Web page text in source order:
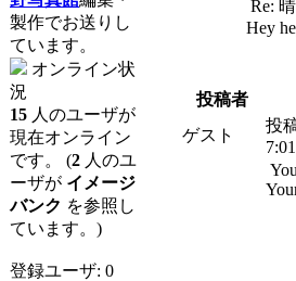
製作でお送りし
ています。
オンライン状
況
15 人のユーザが
現在オンライン
です。 (2 人のユ
ーザが イメージ
バンク を参照し
ています。)
登録ユーザ: 0
Re:
Hey
投稿者
ゲスト
投
7:01